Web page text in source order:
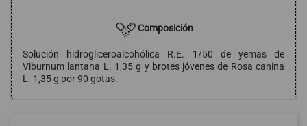
Composición
Solución hidrogliceroalcohólica R.E. 1/50 de yemas de
Viburnum lantana L. 1,35 g y brotes jóvenes de Rosa canina
L. 1,35 g por 90 gotas.